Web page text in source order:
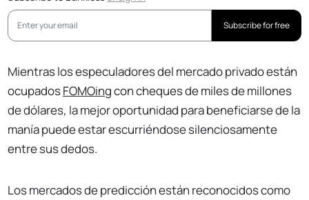
Subscribe for free
Mientras los especuladores del mercado privado están
ocupadosFOMOingcon cheques de miles de millones
de dólares, la mejor oportunidad para beneficiarse de la
manía puede estar escurriéndose silenciosamente
entre sus dedos.
Los mercados de predicción están reconocidos como